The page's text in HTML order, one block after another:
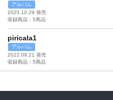
アルバム
2025.10.29 発売
収録商品：5商品
piricala1
アルバム
2022.09.21 発売
収録商品：5商品